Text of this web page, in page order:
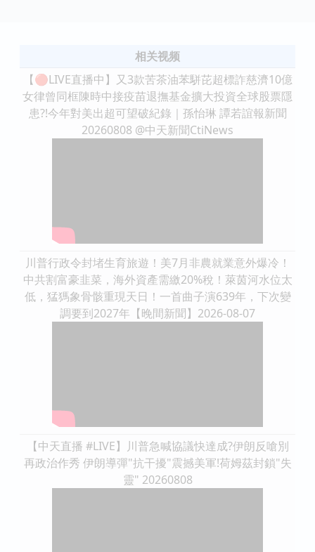
相关视频
【🔴LIVE直播中】又3款苦茶油苯駢芘超標詐慈濟10億
女律曾同框陳時中接疫苗退撫基金擴大投資全球股票隱
患?!今年對美出超可望破紀錄｜孫怡琳 譚若誼報新聞
20260808 @中天新聞CtiNews
川普行政令封堵生育旅遊！美7月非農就業意外爆冷！
中共割富豪韭菜，海外資產需繳20%稅！萊茵河水位太
低，猛獁象骨骸重現天日！一首曲子演639年，下次變
調要到2027年【晚間新聞】2026-08-07
【中天直播 #LIVE】川普急喊協議快達成?伊朗反嗆別
再政治作秀 伊朗導彈"抗干擾"震撼美軍!荷姆茲封鎖"失
靈" 20260808